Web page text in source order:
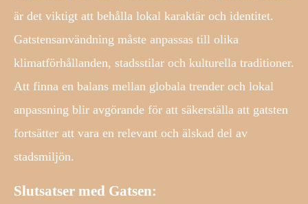
är det viktigt att behålla lokal karaktär och identitet.
Gatstensanvändning måste anpassas till olika
klimatförhållanden, stadsstilar och kulturella traditioner.
Att finna en balans mellan globala trender och lokal
anpassning blir avgörande för att säkerställa att gatsten
fortsätter att vara en relevant och älskad del av
stadsmiljön.
Slutsatser med Gatsen: